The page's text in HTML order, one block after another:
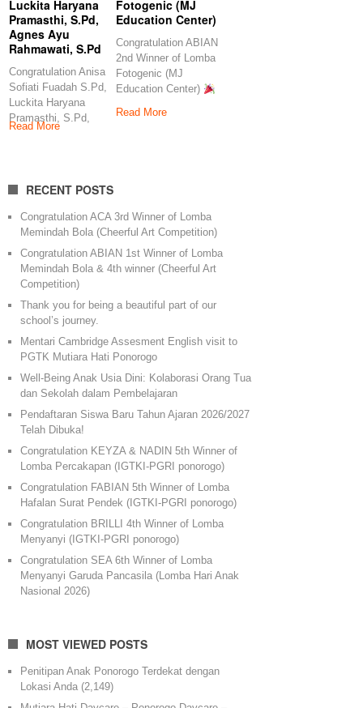
Luckita Haryana
Pramasthi, S.Pd,
Agnes Ayu
Rahmawati, S.Pd
Congratulation Anisa
Sofiati Fuadah S.Pd,
Luckita Haryana
Pramasthi, S.Pd,
Agnes Ayu
Read More
Fotogenic (MJ
Education Center)
Congratulation ABIAN
2nd Winner of Lomba
Fotogenic (MJ
Education Center)
our
Read More
RECENT POSTS
Congratulation ACA 3rd Winner of Lomba
Memindah Bola (Cheerful Art Competition)
Congratulation ABIAN 1st Winner of Lomba
Memindah Bola & 4th winner (Cheerful Art
Competition)
Thank you for being a beautiful part of our
school’s journey.
Mentari Cambridge Assesment English visit to
PGTK Mutiara Hati Ponorogo
Well-Being Anak Usia Dini: Kolaborasi Orang Tua
dan Sekolah dalam Pembelajaran
Pendaftaran Siswa Baru Tahun Ajaran 2026/2027
Telah Dibuka!
Congratulation KEYZA & NADIN 5th Winner of
Lomba Percakapan (IGTKI-PGRI ponorogo)
Congratulation FABIAN 5th Winner of Lomba
Hafalan Surat Pendek (IGTKI-PGRI ponorogo)
Congratulation BRILLI 4th Winner of Lomba
Menyanyi (IGTKI-PGRI ponorogo)
Congratulation SEA 6th Winner of Lomba
Menyanyi Garuda Pancasila (Lomba Hari Anak
Nasional 2026)
MOST VIEWED POSTS
Penitipan Anak Ponorogo Terdekat dengan
Lokasi Anda (2,149)